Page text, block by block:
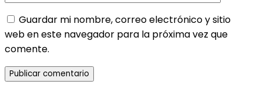
Guardar mi nombre, correo electrónico y sitio
web en este navegador para la próxima vez que
comente.